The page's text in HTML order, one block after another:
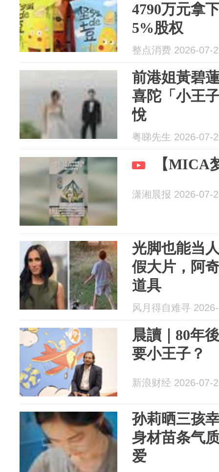
4790万元拿
5%股权
整点消费 2026-07-
前港姐黃碧
喜陀「小王
悅
粤睇先生 2026-07-
【MICA
潇湘晨报 2026-07-
光脚也能当
假大片，阿
道具
风月得自难寻
晨讀｜80年
要小王子？
新浪财经 2026-07-
孙莉晒三孩
身材苗条气
爱